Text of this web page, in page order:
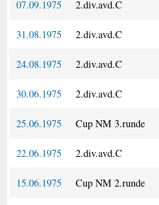
07.09.1975 2.div.avd.C
31.08.1975 2.div.avd.C
24.08.1975 2.div.avd.C
30.06.1975 2.div.avd.C
25.06.1975 Cup NM 3.runde
22.06.1975 2.div.avd.C
15.06.1975 Cup NM 2.runde